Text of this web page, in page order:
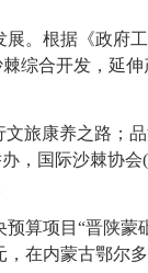
。根据《政府
综合开发，延
文旅康养之路；
，国际沙棘协
算项目“晋陕蒙
，在内蒙古鄂尔